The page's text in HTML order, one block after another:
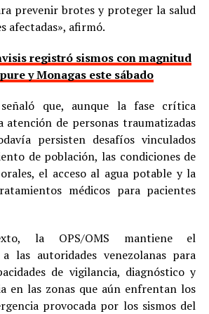
prevenir brotes y proteger la salud
afectadas», afirmó.
registró sismos con magnitud
y Monagas este sábado
que, aunque la fase crítica
atención de personas traumatizadas
persisten desafíos vinculados
de población, las condiciones de
el acceso al agua potable y la
médicos para pacientes
la OPS/OMS mantiene el
a las autoridades venezolanas para
de vigilancia, diagnóstico y
en las zonas que aún enfrentan los
provocada por los sismos del